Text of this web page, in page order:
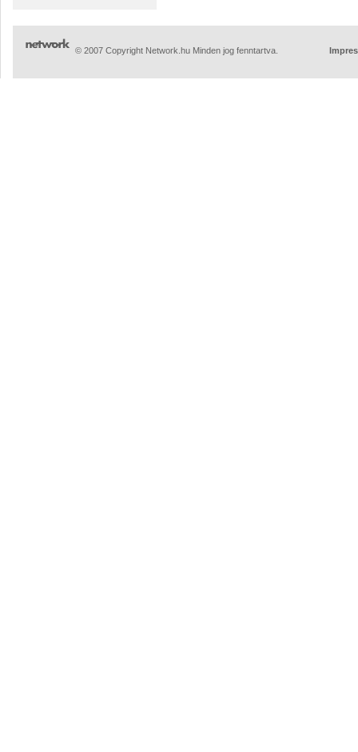
© 2007 Copyright Network.hu Minden jog fenntartva.